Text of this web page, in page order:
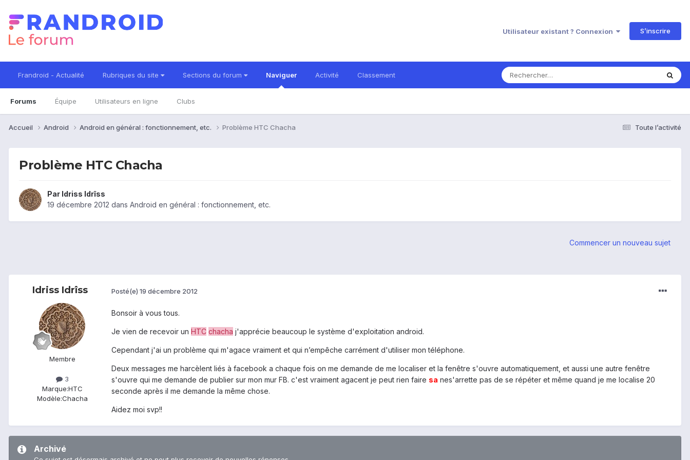
Utilisateur existant ? Connexion S’inscrire
Frandroid - Actualité Rubriques du site Sections du forum Naviguer
Forums Équipe Utilisateurs en ligne Clubs
Activité Classement
Toute l’activité
Accueil Android Android en général : fonctionnement, etc. Problème HTC Chacha
Problème HTC Chacha
Par Idriss Idrîss
19 décembre 2012 dans Android en général : fonctionnement, etc.
Commencer un nouveau sujet
Idriss Idrîss
Membre
3
Marque:HTC
Modèle:Chacha
Posté(e) 19 décembre 2012
Bonsoir à vous tous.
Je vien de recevoir un HTC chacha j'apprécie beaucoup le système d'exploitation android.
Cependant j'ai un problème qui m'agace vraiment et qui n’empêche carrément d'utiliser mon téléphone.
Deux messages me harcèlent liés à facebook a chaque fois on me demande de me localiser et la fenêtre s'ouvre automatiquement, et aussi une autre fenêtre
s'ouvre qui me demande de publier sur mon mur FB. c'est vraiment agacent je peut rien faire sa nes'arrette pas de se répéter et même quand je me localise 20
seconde après il me demande la même chose.
Aidez moi svp!!
Archivé